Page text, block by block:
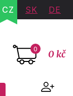
CZ SK DE
0 0 kč